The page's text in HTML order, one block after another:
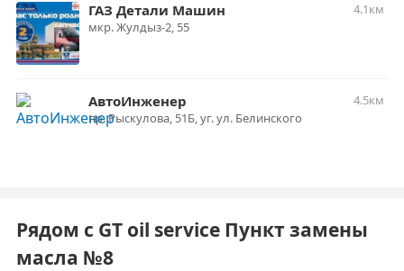
ГАЗ Детали Машин
4.1км
мкр. Жулдыз-2, 55
АвтоИнженер
4.5км
пр. Рыскулова, 51Б, уг. ул. Белинского
Рядом с GT oil service Пункт замены
масла №8